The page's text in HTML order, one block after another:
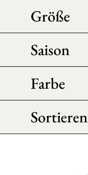
Größe
Saison
Farbe
Sortieren